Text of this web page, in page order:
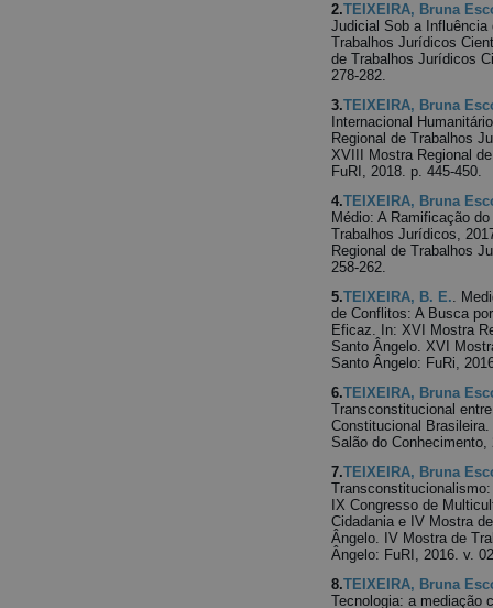
2.TEIXEIRA, Bruna
Judicial Sob a
Trabalhos Jurídicos
de Trabalhos Jurídicos
278-282.
3.TEIXEIRA, Bruna
Internacional
Regional de Trabalhos
XVIII Mostra Regional
FuRI, 2018. p. 445-450.
4.TEIXEIRA, Bruna
Médio: A Ramificação
Trabalhos Jurídicos,
Regional de Trabalhos
258-262.
5.TEIXEIRA, B. E..
de Conflitos: A Busca
Eficaz. In: XVI Mostra
Santo Ângelo. XVI
Santo Ângelo: FuRi,
6.TEIXEIRA, Bruna
Transconstitucional
Constitucional
Salão do Conhecimento,
7.TEIXEIRA, Bruna
IX Congresso de
Cidadania e IV Mostra
Ângelo. IV Mostra de
Ângelo: FuRI, 2016. v.
8.TEIXEIRA, Bruna
Tecnologia: a mediação